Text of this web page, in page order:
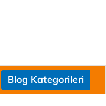
Blog Kategorileri